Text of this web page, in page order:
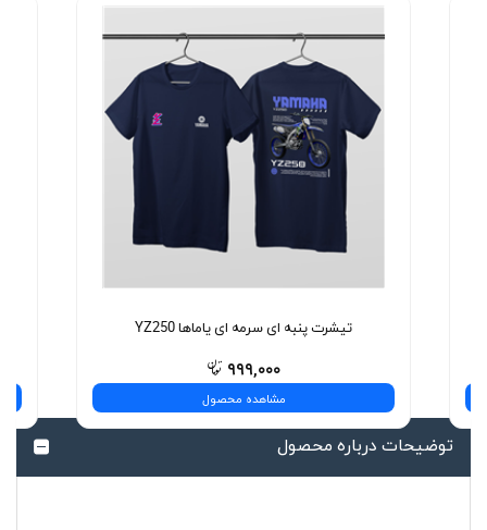
تیشرت پنبه ای سرمه ای یاماها YZ250
۹۹۹,۰۰۰
مشاهده محصول
توضیحات درباره محصول